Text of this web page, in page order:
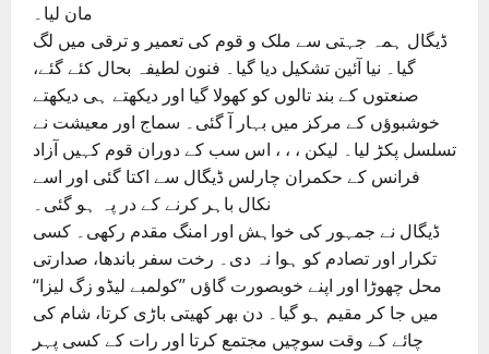
مان لیا۔
ڈیگال ہمہ جہتی سے ملک و قوم کی تعمیر و ترقی میں لگ
گیا۔ نیا آئین تشکیل دیا گیا۔ فنون لطیفہ بحال کئے گئے،
صنعتوں کے بند تالوں کو کھولا گیا اور دیکھتے ہی دیکھتے
خوشبوؤں کے مرکز میں بہار آ گئی۔ سماج اور معیشت نے
تسلسل پکڑ لیا۔ لیکن ، ، ، اس سب کے دوران قوم کہیں آزاد
فرانس کے حکمران چارلس ڈیگال سے اکتا گئی اور اسے
نکال باہر کرنے کے در پہ ہو گئی۔
ڈیگال نے جمہور کی خواہش اور امنگ مقدم رکھی۔ کسی
تکرار اور تصادم کو ہوا نہ دی۔ رخت سفر باندھا، صدارتی
محل چھوڑا اور اپنے خوبصورت گاؤں ’’کولمبے لیڈو زگ لیزا‘‘
میں جا کر مقیم ہو گیا۔ دن بھر کھیتی باڑی کرتا، شام کی
چائے کے وقت سوچیں مجتمع کرتا اور رات کے کسی پہر